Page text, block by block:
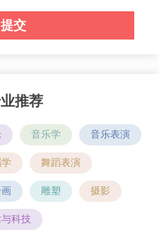
推荐
音乐学 音乐表演
舞蹈表演
雕塑 摄影
科技